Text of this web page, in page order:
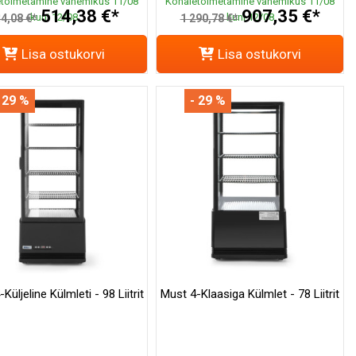
kuni 12/08
€* 514,38 €*
Lisa ostukorvi
kuni 12/08
1 290,78 €* 907,35 €*
Lisa ostukorvi
Küljeline Külmleti - 98 Liitrit
%
Must 4-Klaasiga Külmlet - 78 Liitrit
- 29 %